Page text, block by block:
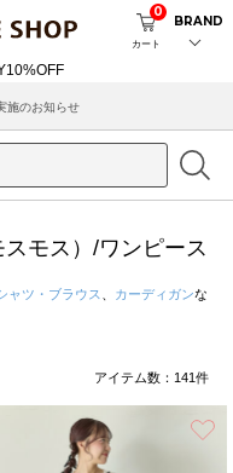
カート
0
BRAND
について
モス）/ワンピース
ャツ・ブラウス カーディガンな
アイテム数： 141件